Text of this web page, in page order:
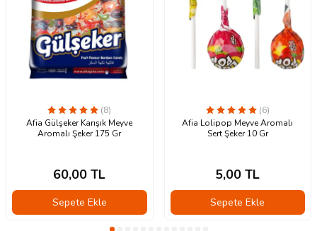
(8)
Afia Gülşeker Karışık Meyve
Aromalı Şeker 175 Gr
60,00 TL
Sepete Ekle
(6)
Afia Lolipop Meyve Aromalı
Sert Şeker 10 Gr
5,00 TL
Sepete Ekle